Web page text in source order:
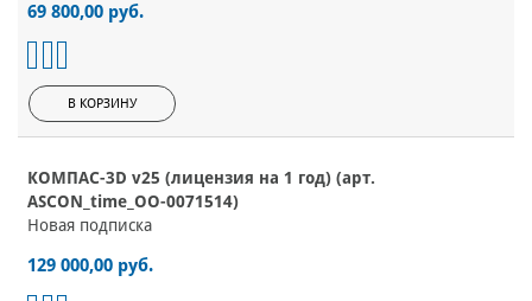
69 800,00 руб.
В КОРЗИНУ
КОМПАС-3D v25 (лицензия на 1 год) (арт.
ASCON_time_ОО-0071514)
Новая подписка
129 000,00 руб.